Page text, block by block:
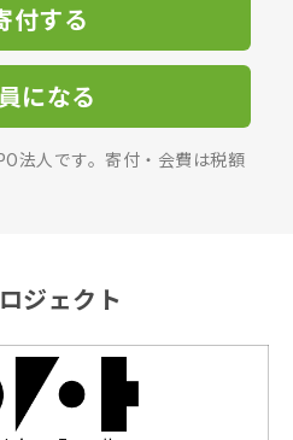
付する
になる
法人です。寄付・会費は税額
ジェクト